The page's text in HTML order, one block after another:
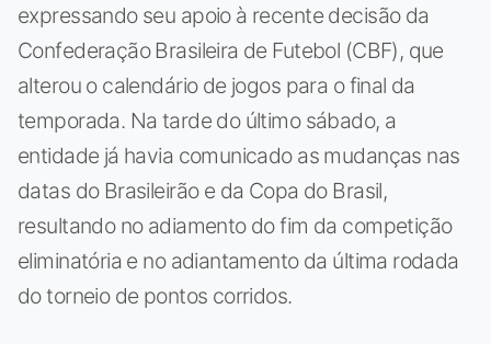
expressando seu apoio à recente decisão da
Confederação Brasileira de Futebol (CBF), que
alterou o calendário de jogos para o final da
temporada. Na tarde do último sábado, a
entidade já havia comunicado as mudanças nas
datas do Brasileirão e da Copa do Brasil,
resultando no adiamento do fim da competição
eliminatória e no adiantamento da última rodada
do torneio de pontos corridos.